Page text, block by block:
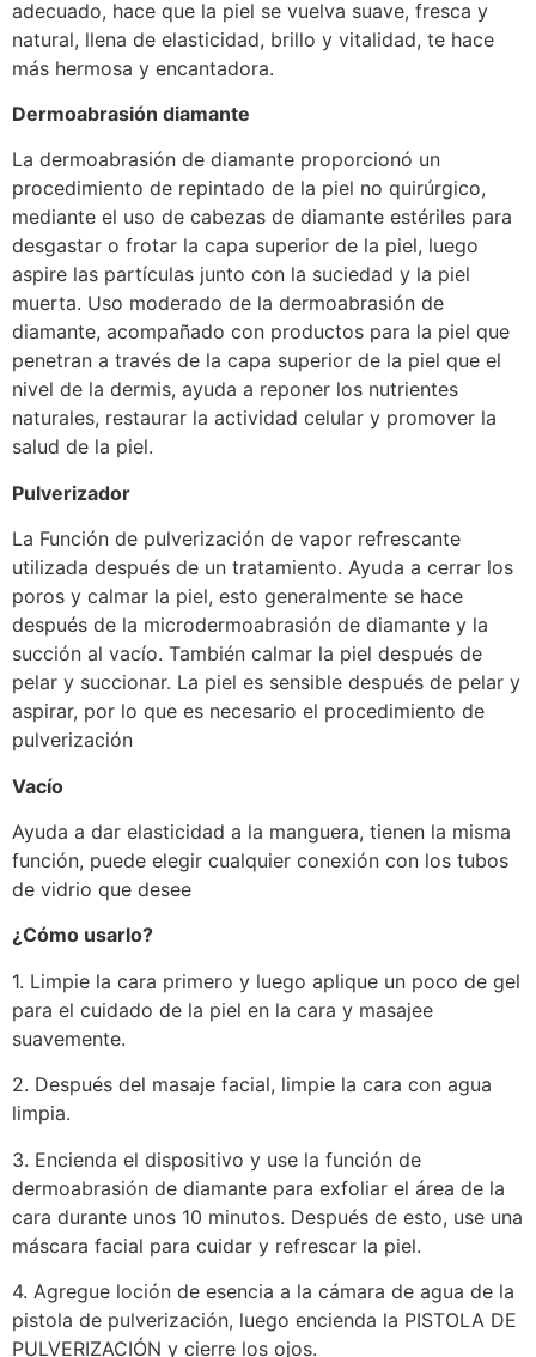
adecuado, hace que la piel se vuelva suave, fresca y
natural, llena de elasticidad, brillo y vitalidad, te hace
más hermosa y encantadora.
Dermoabrasión diamante
La dermoabrasión de diamante proporcionó un
procedimiento de repintado de la piel no quirúrgico,
mediante el uso de cabezas de diamante estériles para
desgastar o frotar la capa superior de la piel, luego
aspire las partículas junto con la suciedad y la piel
muerta. Uso moderado de la dermoabrasión de
diamante, acompañado con productos para la piel que
penetran a través de la capa superior de la piel que el
nivel de la dermis, ayuda a reponer los nutrientes
naturales, restaurar la actividad celular y promover la
salud de la piel.
Pulverizador
La Función de pulverización de vapor refrescante
utilizada después de un tratamiento. Ayuda a cerrar los
poros y calmar la piel, esto generalmente se hace
después de la microdermoabrasión de diamante y la
succión al vacío. También calmar la piel después de
pelar y succionar. La piel es sensible después de pelar y
aspirar, por lo que es necesario el procedimiento de
pulverización
Vacío
Ayuda a dar elasticidad a la manguera, tienen la misma
función, puede elegir cualquier conexión con los tubos
de vidrio que desee
¿Cómo usarlo?
1. Limpie la cara primero y luego aplique un poco de gel
para el cuidado de la piel en la cara y masajee
suavemente.
2. Después del masaje facial, limpie la cara con agua
limpia.
3. Encienda el dispositivo y use la función de
dermoabrasión de diamante para exfoliar el área de la
cara durante unos 10 minutos. Después de esto, use una
máscara facial para cuidar y refrescar la piel.
4. Agregue loción de esencia a la cámara de agua de la
pistola de pulverización, luego encienda la PISTOLA DE
PULVERIZACIÓN y cierre los ojos.